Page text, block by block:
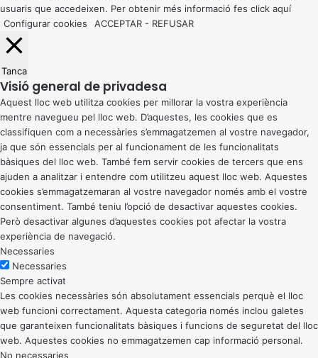
usuaris que accedeixen. Per obtenir més informació fes click aquí
Configurar cookies
ACCEPTAR - REFUSAR
Tanca
Visió general de privadesa
Aquest lloc web utilitza cookies per millorar la vostra experiència
mentre navegueu pel lloc web. D’aquestes, les cookies que es
classifiquen com a necessàries s’emmagatzemen al vostre navegador,
ja que són essencials per al funcionament de les funcionalitats
bàsiques del lloc web. També fem servir cookies de tercers que ens
ajuden a analitzar i entendre com utilitzeu aquest lloc web. Aquestes
cookies s’emmagatzemaran al vostre navegador només amb el vostre
consentiment. També teniu l’opció de desactivar aquestes cookies.
Però desactivar algunes d’aquestes cookies pot afectar la vostra
experiència de navegació.
Necessaries
Necessaries
Sempre activat
Les cookies necessàries són absolutament essencials perquè el lloc
web funcioni correctament. Aquesta categoria només inclou galetes
que garanteixen funcionalitats bàsiques i funcions de seguretat del lloc
web. Aquestes cookies no emmagatzemen cap informació personal.
No necessaries